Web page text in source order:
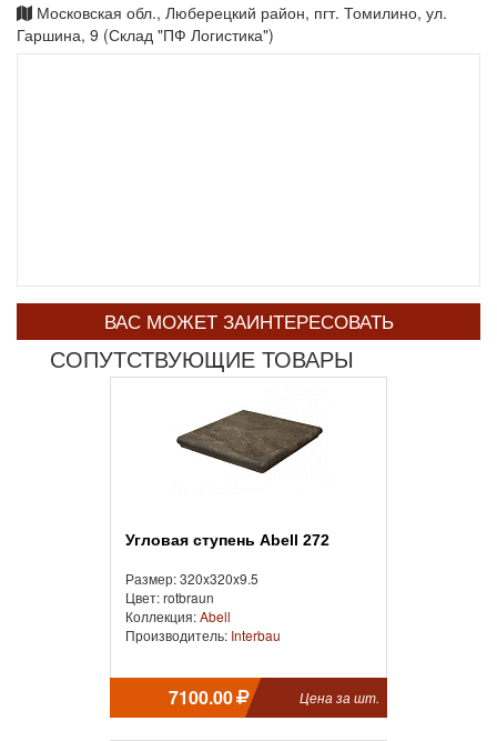
Московская обл., Люберецкий район, пгт. Томилино, ул.
Гаршина, 9 (Склад "ПФ Логистика")
ВАС МОЖЕТ ЗАИНТЕРЕСОВАТЬ
СОПУТСТВУЮЩИЕ ТОВАРЫ
Угловая ступень Abell 272
Размер: 320x320x9.5
Цвет: rotbraun
Коллекция:Abell
Производитель: Interbau
7100.00 Цена за шт.